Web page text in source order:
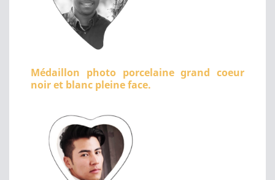
Médaillon photo porcelaine grand coeur
noir et blanc pleine face.